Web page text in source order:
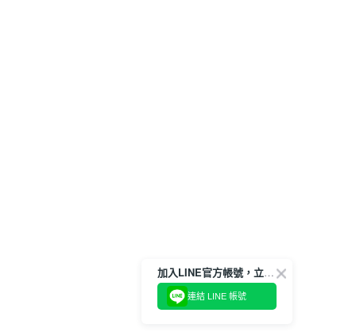
加入LINE官方帳號，立即獲得$100購物金!
連結 LINE 帳號